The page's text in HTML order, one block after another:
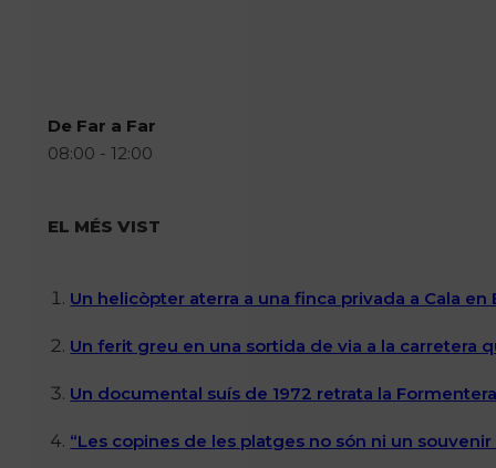
De Far a Far
08:00 - 12:00
EL MÉS VIST
Un helicòpter aterra a una finca privada a Cala
Un ferit greu en una sortida de via a la carretera
Un documental suís de 1972 retrata la
“Les copines de les platges no són ni un